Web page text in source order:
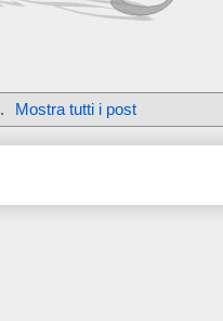
. Mostra tutti i post